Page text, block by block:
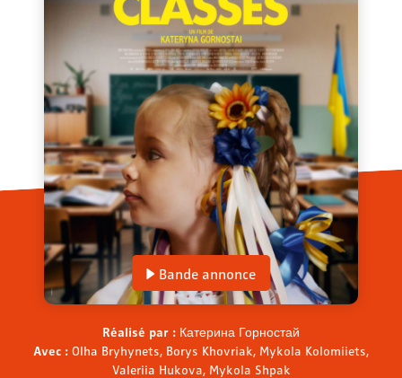
Bande annonce
Réalisé par : Катерина Горностай
Avec : Olha Bryhynets, Borys Khovriak, Mykola Kolomiiets,
Valeriia Hukova, Mykola Shpak